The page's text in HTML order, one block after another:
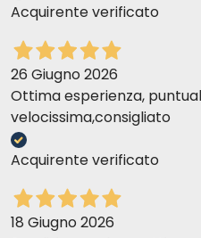
Acquirente verificato
26 Giugno 2026
Ottima esperienza,
velocissima,consigliato
Acquirente verificato
18 Giugno 2026